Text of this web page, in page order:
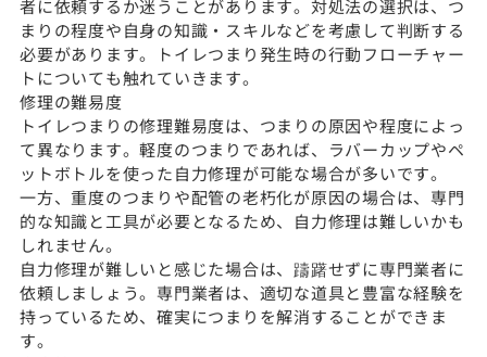
者に依頼するか迷うことがあります。対処法の選択は、つ
まりの程度や自身の知識・スキルなどを考慮して判断する
必要があります。トイレつまり発生時の行動フローチャー
トについても触れていきます。
修理の難易度
トイレつまりの修理難易度は、つまりの原因や程度によっ
て異なります。軽度のつまりであれば、ラバーカップやペ
ットボトルを使った自力修理が可能な場合が多いです。
一方、重度のつまりや配管の老朽化が原因の場合は、専門
的な知識と工具が必要となるため、自力修理は難しいかも
しれません。
自力修理が難しいと感じた場合は、躊躇せずに専門業者に
依頼しましょう。専門業者は、適切な道具と豊富な経験を
持っているため、確実につまりを解消することができま
す。